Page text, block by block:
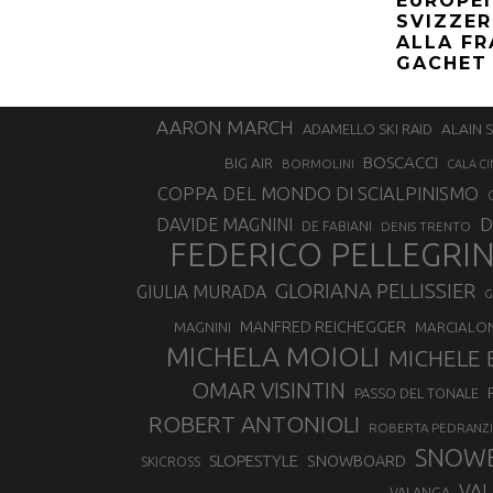
ALLA
AARON MARCH ADAMELLO SKI RAID ALAIN
BIG AIR
BORMOLINI BOSCACCI CALA
COPPA DEL MONDO DI SCIALPINISMO
DAVIDE MAGNINI DE FABIANI DENIS TRENTO
FEDERICO
GIULIA MURADA GLORIANA PELLISSIER
MAGNINI MANFRED REICHEGGER
MICHELA MOIOLI MICHELE
OMAR VISINTIN PASSO DEL TONALE
ROBERT ANTONIOLI ROBERTA
SKICROSS SLOPESTYLE SNOWBOARD